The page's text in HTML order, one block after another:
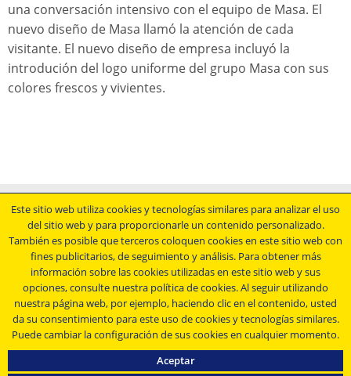
Este sitio web utiliza cookies y tecnologías similares para analizar el uso
del sitio web y para proporcionarle un contenido personalizado.
También es posible que terceros coloquen cookies en este sitio web con
fines publicitarios, de seguimiento y análisis. Para obtener más
información sobre las cookies utilizadas en este sitio web y sus
opciones, consulte nuestra política de cookies. Al seguir utilizando
nuestra página web, por ejemplo, haciendo clic en el contenido, usted
da su consentimiento para este uso de cookies y tecnologías similares.
Puede cambiar la configuración de sus cookies en cualquier momento.
Aceptar
una conversación intensivo con el equipo de Masa. El
nuevo diseño de Masa llamó la atención de cada
visitante. El nuevo diseño de empresa incluyó la
introdución del logo uniforme del grupo Masa con sus
colores frescos y vivientes.
Aviso legal
Condiciones comerciales generales
Declaración de protección de datos
Condiciones generales de compra
Manténgase al día....